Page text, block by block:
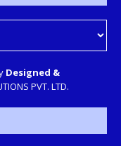
Designed &
PVT. LTD.